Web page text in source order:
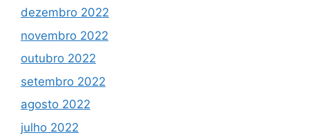
dezembro 2022
novembro 2022
outubro 2022
setembro 2022
agosto 2022
julho 2022